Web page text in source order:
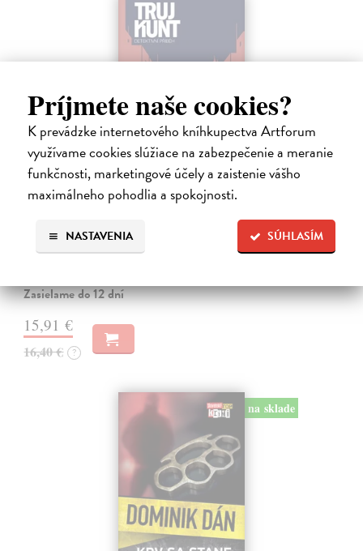
Príjmete naše cookies?
K prevádzke internetového kníhkupectva Artforum
využívame cookies slúžiace na zabezpečenie a meranie
funkčnosti, marketingové účely a zaistenie vášho
maximálneho pohodlia a spokojnosti.
SÚHLASÍM
NASTAVENIA
Tramwaj na Sachsenberg
Tramwaj Cafe je kavárna v polském Těšíně a zároveň místo, kde se
sbíhají všechny nitky související s dalším brutálním zločinem, který
musí vyřešit Roman Saran, major ostravské kriminálky, a jeho tým.
Zasielame do 12 dní
15,91 €
16,40 € ?
na sklade